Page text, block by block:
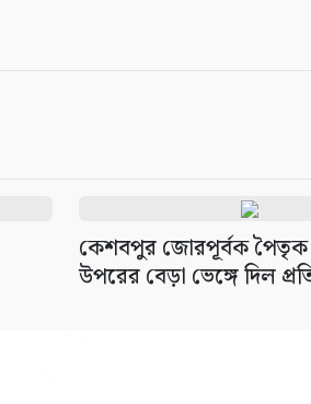
কেশবপুর জোরপূর্বক
উপরের বেড়া ভেঙ্গে দিল